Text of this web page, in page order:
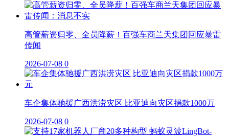
高管薪资归零、全员降薪！百强车商兰天集团回应暴雷
传闻
2026-07-08 0
车企集体驰援广西洪涝灾区 比亚迪向灾区捐款1000万
2026-07-08 0